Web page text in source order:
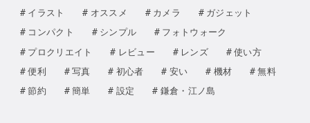
イラスト
オススメ カメラ
ガジェット
コンパクト
シンプル
フォトウォーク
プロクリエイト
レビュー レンズ
使い方
便利
写真 初心者 安い 機材
無料
節約
簡単 設定 鎌倉・江ノ島